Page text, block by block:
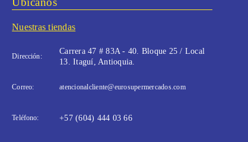
Nuestras tiendas
Dirección:
Carrera 47 # 83A - 40. Bloque 25 / Local
13. Itaguí, Antioquia.
Correo: atencionalcliente@eurosupermercados.com
Teléfono: +57 (604) 444 03 66